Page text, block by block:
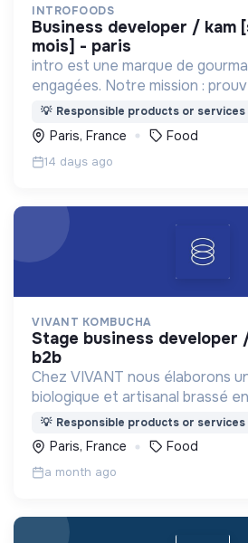
INTROFOODS
business developer / kam [stage - 4/6
mois] - paris
intro est une marque de
engagées. Notre mission :
faire plaisir sans compromis.
💡 Responsible products or services
Paris, France Food
14 days ago
VIVANT KOMBUCHA
stage business developer / commercial
b2b
Chez VIVANT nous élaborons
biologique et artisanal brassé
filtré ni pasteurisé, à partir
sourcés.
💡 Responsible products or services
Paris, France Food
a month ago